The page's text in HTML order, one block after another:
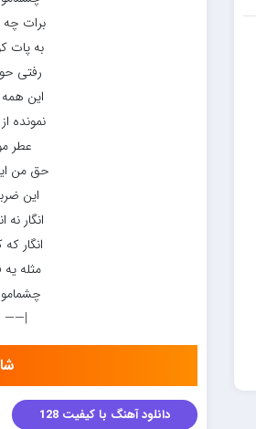
برات
به پات
رفتی
این
نمونده
عطر
حق من
این
انگار
انگار
مثله
دانلود آهنگ با کیفیت 128